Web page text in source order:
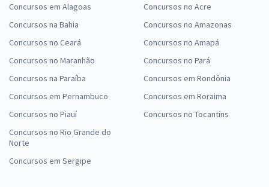
Concursos em Alagoas
Concursos na Bahia
Concursos no Ceará
Concursos no Maranhão
Concursos na Paraíba
Concursos em Pernambuco
Concursos no Piauí
Concursos no Rio Grande do
Norte
Concursos em Sergipe
Concursos no Acre
Concursos no Amazonas
Concursos no Amapá
Concursos no Pará
Concursos em Rondônia
Concursos em Roraima
Concursos no Tocantins